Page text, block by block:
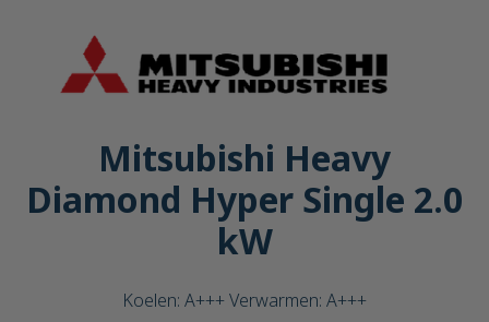
Mitsubishi Heavy
Diamond Hyper Single 2.0
kW
Koelen: A+++ Verwarmen: A+++